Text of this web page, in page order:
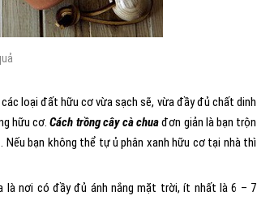
loại đất hữu cơ vừa sạch sẽ, vừa đầy đủ chất dinh
hữu cơ.Cách trồng cây cà chuađơn giản là bạn trộn
bạn không thể tự ủ phân xanh hữu cơ tại nhà thì
là nơi có đầy đủ ánh nắng mặt trời, ít nhất là 6 – 7